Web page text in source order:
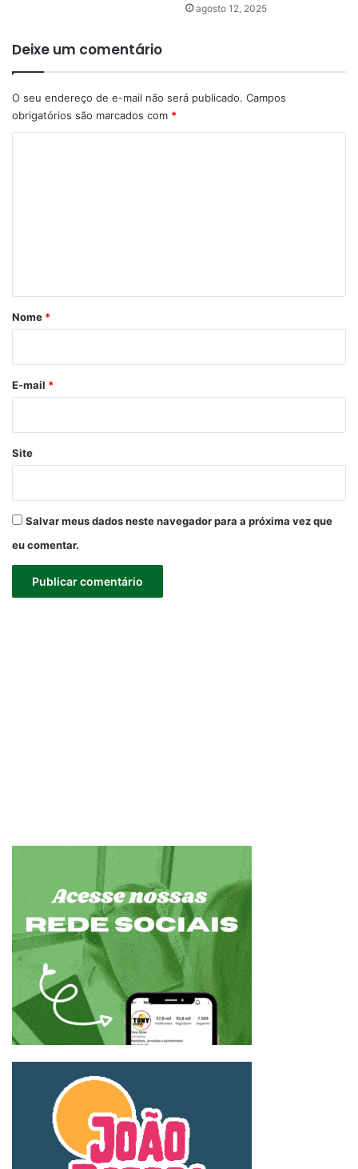
agosto 12, 2025
Deixe um comentário
O seu endereço de e-mail não será publicado. Campos
obrigatórios são marcados com *
r
*
Nome *
E-mail *
Site
Salvar meus dados neste navegador para a próxima vez que
eu comentar.